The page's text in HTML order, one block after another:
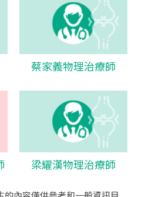
蔡家義物理治療師
梁耀漢物理治療師